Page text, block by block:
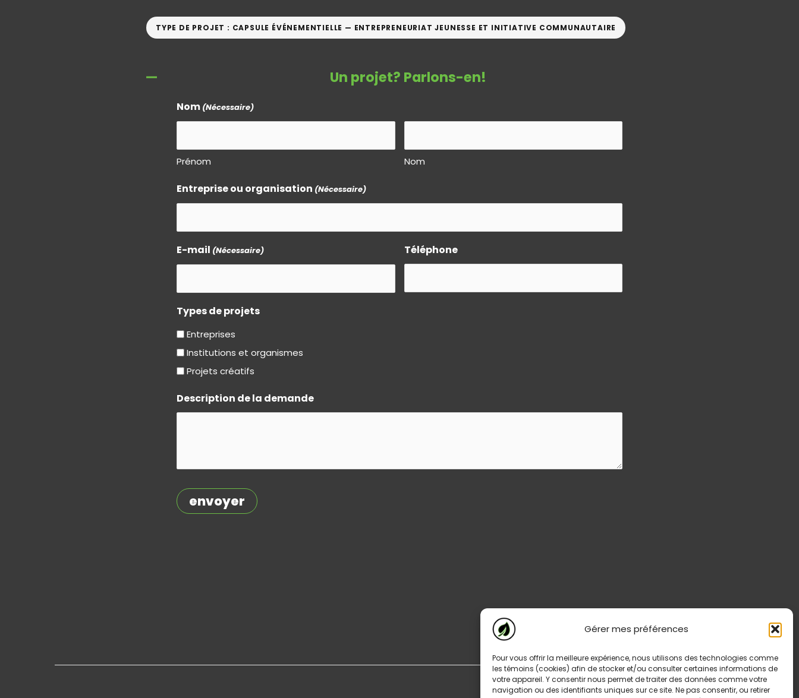
Gérer mes préférences
Pour vous offrir la meilleure expérience, nous utilisons des technologies comme
les témoins (cookies) afin de stocker et/ou consulter certaines informations de
votre appareil. Y consentir nous permet de traiter des données comme votre
navigation ou des identifiants uniques sur ce site. Ne pas consentir, ou retirer
TYPE DE PROJET : CAPSULE ÉVÉNEMENTIELLE — ENTREPRENEURIAT JEUNESSE ET INITIATIVE COMMUNAUTAIRE
Un projet? Parlons-en!
Nom (Nécessaire)
Prénom Nom
Entreprise ou organisation (Nécessaire)
E-mail (Nécessaire) Téléphone
Types de projets
Entreprises
Institutions et organismes
Projets créatifs
Description de la demande